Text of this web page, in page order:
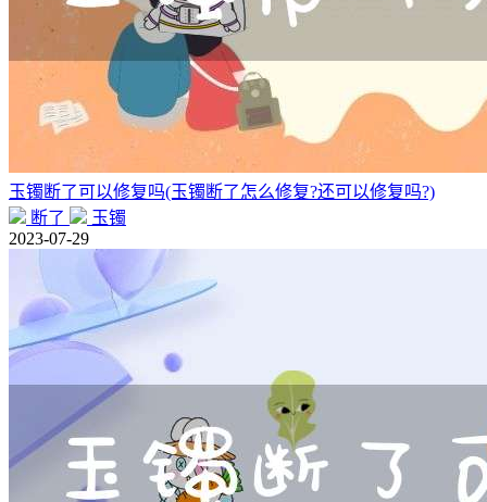
玉镯断了可以修复吗(玉镯断了怎么修复?还可以修复吗?)
断了
玉镯
2023-07-29